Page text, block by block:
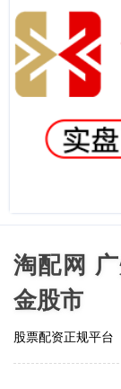
淘配网
金股市
股票配资正规平台